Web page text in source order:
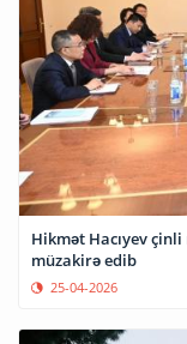
Hikmət Hacıyev
müzakirə edib
25-04-2026